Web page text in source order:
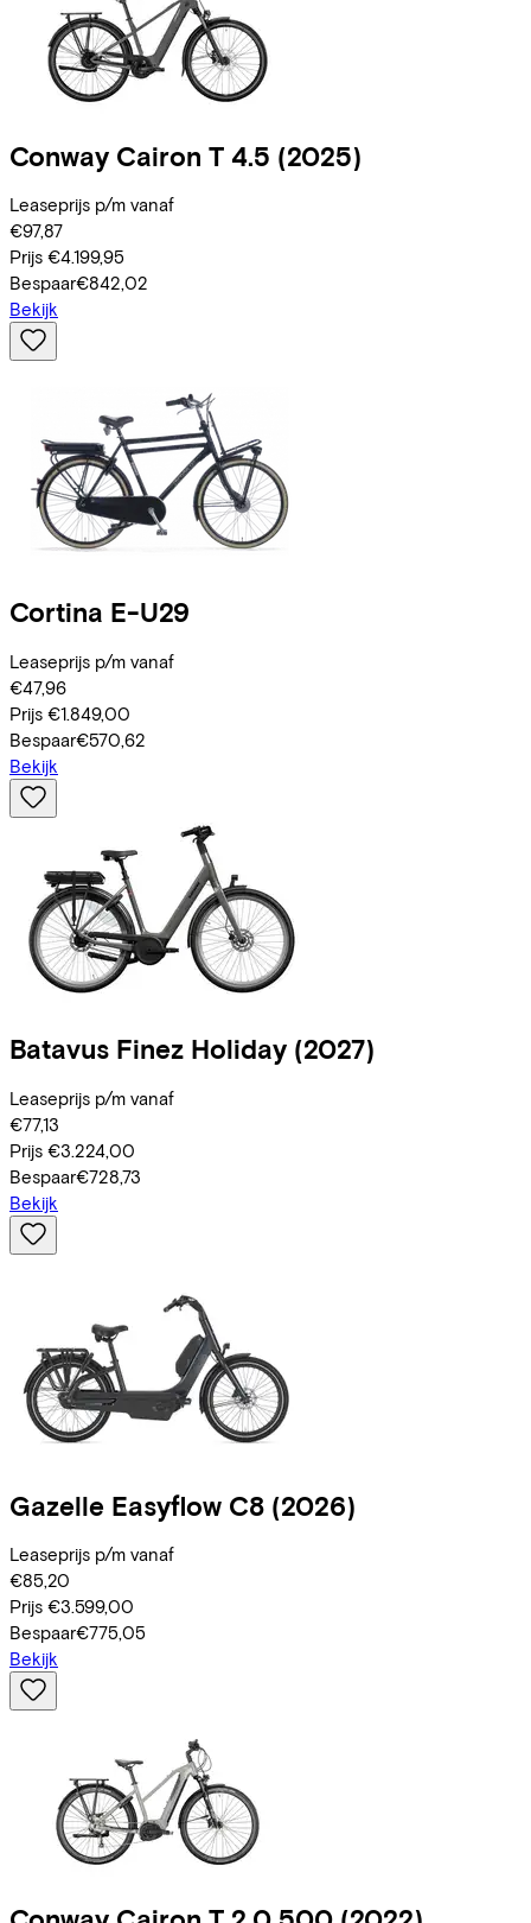
Conway Cairon T 4.5 (2025)
Leaseprijs p/m vanaf
€97,87
Prijs €4.199,95
Bespaar€842,02
Bekijk
Cortina E-U29
Leaseprijs p/m vanaf
€47,96
Prijs €1.849,00
Bespaar€570,62
Bekijk
Batavus Finez Holiday (2027)
Leaseprijs p/m vanaf
€77,13
Prijs €3.224,00
Bespaar€728,73
Bekijk
Gazelle Easyflow C8 (2026)
Leaseprijs p/m vanaf
€85,20
Prijs €3.599,00
Bespaar€775,05
Bekijk